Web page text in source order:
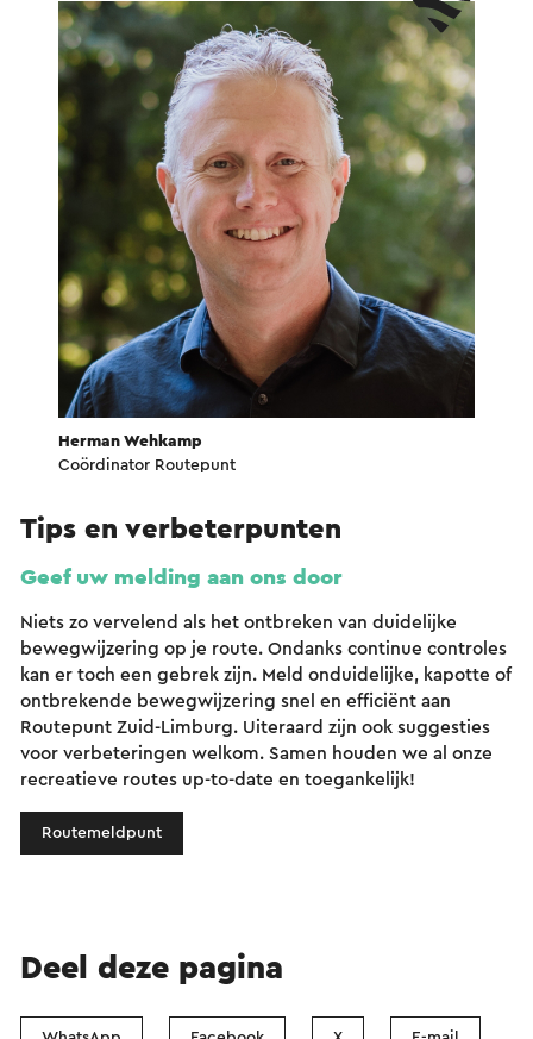
Herman Wehkamp
Coördinator Routepunt
Tips en verbeterpunten
Geef uw melding aan ons door
Niets zo vervelend als het ontbreken van duidelijke
bewegwijzering op je route. Ondanks continue controles
kan er toch een gebrek zijn. Meld onduidelijke, kapotte of
ontbrekende bewegwijzering snel en efficiënt aan
Routepunt Zuid-Limburg. Uiteraard zijn ook suggesties
voor verbeteringen welkom. Samen houden we al onze
recreatieve routes up-to-date en toegankelijk!
Routemeldpunt
Deel deze pagina